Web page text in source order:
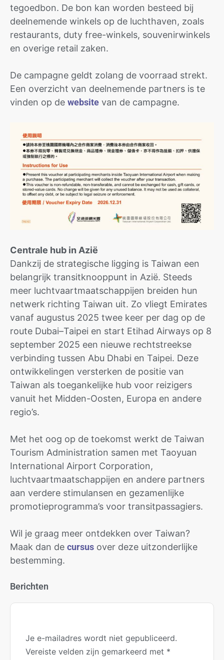
tegoedbon. De bon kan worden besteed bij
deelnemende winkels op de luchthaven, zoals
restaurants, duty free-winkels, souvenirwinkels
en overige retail zaken.
De campagne geldt zolang de voorraad strekt.
Een overzicht van deelnemende partners is te
vinden op de website van de campagne.
Centrale hub in Azië
Dankzij de strategische ligging is Taiwan een
belangrijk transitknooppunt in Azië. Steeds
meer luchtvaartmaatschappijen breiden hun
netwerk richting Taiwan uit. Zo vliegt Emirates
vanaf augustus 2025 twee keer per dag op de
route Dubai–Taipei en start Etihad Airways op 8
september 2025 een nieuwe rechtstreekse
verbinding tussen Abu Dhabi en Taipei. Deze
ontwikkelingen versterken de positie van
Taiwan als toegankelijke hub voor reizigers
vanuit het Midden-Oosten, Europa en andere
regio’s.
Met het oog op de toekomst werkt de Taiwan
Tourism Administration samen met Taoyuan
International Airport Corporation,
luchtvaartmaatschappijen en andere partners
aan verdere stimulansen en gezamenlijke
promotieprogramma’s voor transitpassagiers.
Wil je graag meer ontdekken over Taiwan?
Maak dan de cursus over deze uitzonderlijke
bestemming.
Berichten
Je e-mailadres wordt niet gepubliceerd.
Vereiste velden zijn gemarkeerd met *